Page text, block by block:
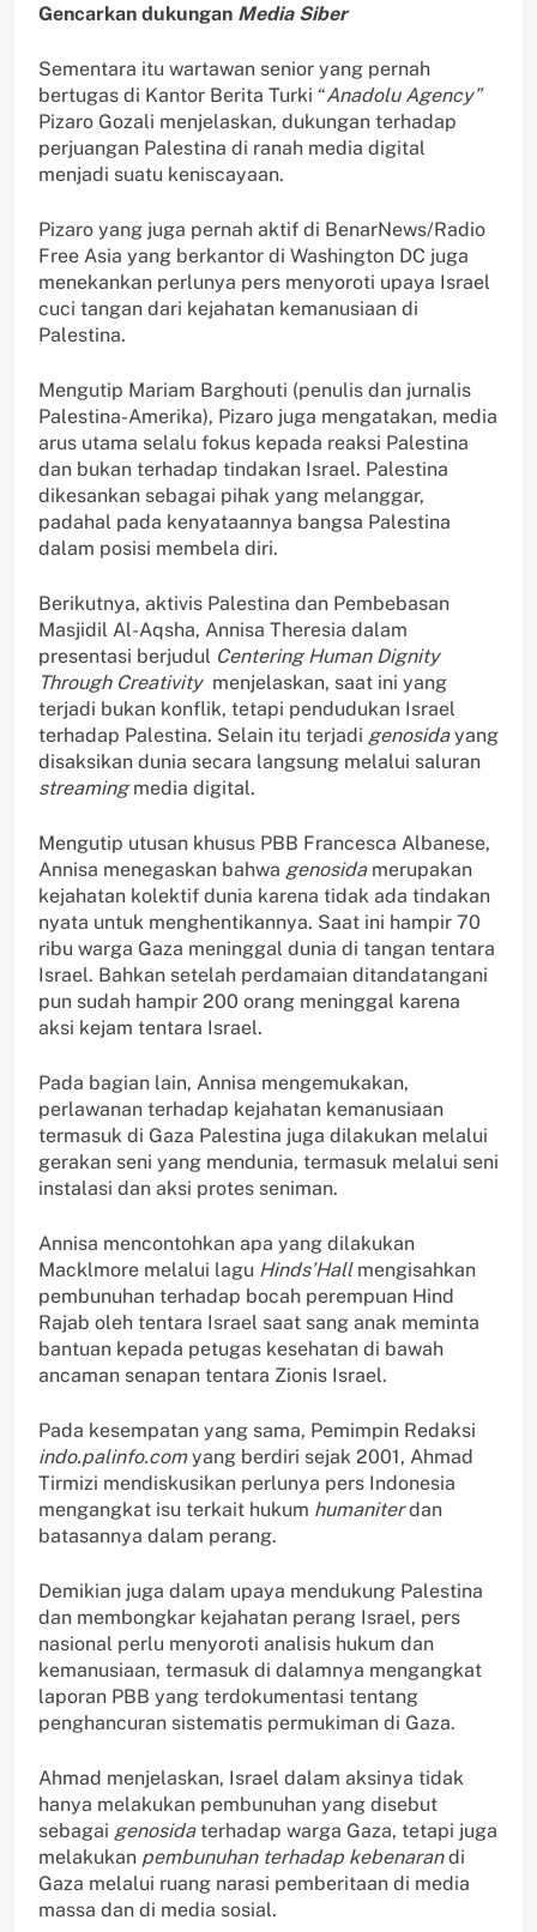
Gencarkan dukungan Media Siber
Sementara itu wartawan senior yang pernah
bertugas di Kantor Berita Turki “Anadolu Agency”
Pizaro Gozali menjelaskan, dukungan terhadap
perjuangan Palestina di ranah media digital
menjadi suatu keniscayaan.
Pizaro yang juga pernah aktif di BenarNews/Radio
Free Asia yang berkantor di Washington DC juga
menekankan perlunya pers menyoroti upaya Israel
cuci tangan dari kejahatan kemanusiaan di
Palestina.
Mengutip Mariam Barghouti (penulis dan jurnalis
Palestina-Amerika), Pizaro juga mengatakan, media
arus utama selalu fokus kepada reaksi Palestina
dan bukan terhadap tindakan Israel. Palestina
dikesankan sebagai pihak yang melanggar,
padahal pada kenyataannya bangsa Palestina
dalam posisi membela diri.
Berikutnya, aktivis Palestina dan Pembebasan
Masjidil Al-Aqsha, Annisa Theresia dalam
presentasi berjudul Centering Human Dignity
Through Creativity menjelaskan, saat ini yang
terjadi bukan konflik, tetapi pendudukan Israel
terhadap Palestina. Selain itu terjadi genosidayang
disaksikan dunia secara langsung melalui saluran
streamingmedia digital.
Mengutip utusan khusus PBB Francesca Albanese,
Annisa menegaskan bahwa genosida merupakan
kejahatan kolektif dunia karena tidak ada tindakan
nyata untuk menghentikannya. Saat ini hampir 70
ribu warga Gaza meninggal dunia di tangan tentara
Israel. Bahkan setelah perdamaian ditandatangani
pun sudah hampir 200 orang meninggal karena
aksi kejam tentara Israel.
Pada bagian lain, Annisa mengemukakan,
perlawanan terhadap kejahatan kemanusiaan
termasuk di Gaza Palestina juga dilakukan melalui
gerakan seni yang mendunia, termasuk melalui seni
instalasi dan aksi protes seniman.
Annisa mencontohkan apa yang dilakukan
Macklmore melalui lagu Hinds’Hall mengisahkan
pembunuhan terhadap bocah perempuan Hind
Rajab oleh tentara Israel saat sang anak meminta
bantuan kepada petugas kesehatan di bawah
ancaman senapan tentara Zionis Israel.
Pada kesempatan yang sama, Pemimpin Redaksi
indo.palinfo.comyang berdiri sejak 2001, Ahmad
Tirmizi mendiskusikan perlunya pers Indonesia
mengangkat isu terkait hukum humaniterdan
batasannya dalam perang.
Demikian juga dalam upaya mendukung Palestina
dan membongkar kejahatan perang Israel, pers
nasional perlu menyoroti analisis hukum dan
kemanusiaan, termasuk di dalamnya mengangkat
laporan PBB yang terdokumentasi tentang
penghancuran sistematis permukiman di Gaza.
Ahmad menjelaskan, Israel dalam aksinya tidak
hanya melakukan pembunuhan yang disebut
sebagai genosidaterhadap warga Gaza, tetapi juga
melakukan pembunuhan terhadap kebenarandi
Gaza melalui ruang narasi pemberitaan di media
massa dan di media sosial.